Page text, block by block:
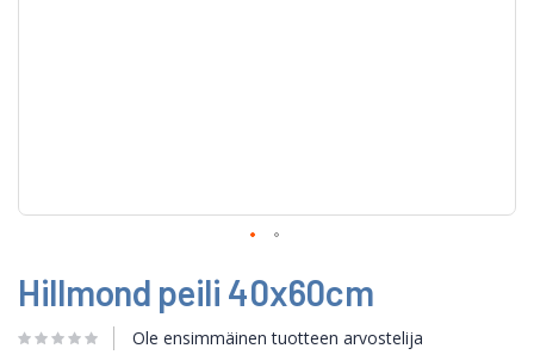
to
the
beginning
of
Hillmond peili 40x60cm
Ole ensimmäinen tuotteen arvostelija